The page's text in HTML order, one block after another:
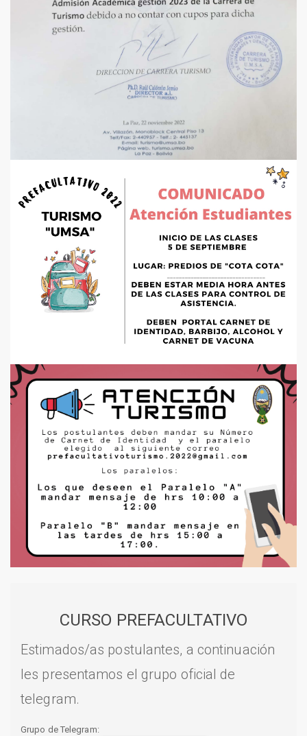
CURSO PREFACULTATIVO
Estimados/as postulantes, a continuación
les presentamos el grupo oficial de
telegram.
Grupo de Telegram: